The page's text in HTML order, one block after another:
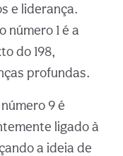
e liderança.
número 1 é a
do 198,
profundas.
9 é
ligado à
a ideia de